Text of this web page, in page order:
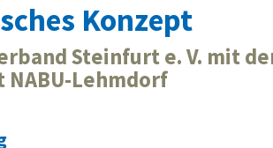
Natur
seit
Konzept
Steinfurt e. V. mit
Lehmdorf